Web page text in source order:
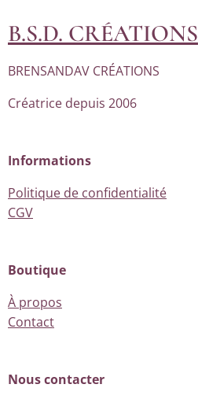
B.S.D. CRÉATIONS
BRENSANDAV CRÉATIONS
Créatrice depuis 2006
Informations
Politique de confidentialité
CGV
Boutique
À propos
Contact
Nous contacter